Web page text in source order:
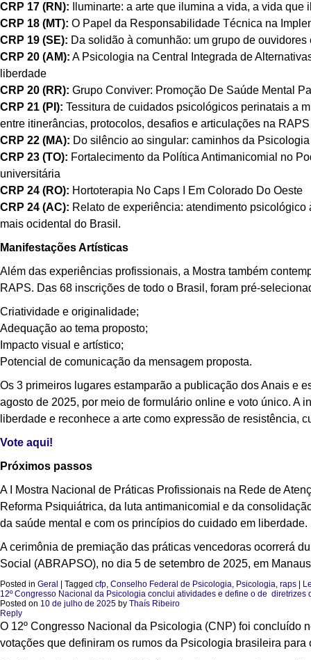
CRP 17 (RN):
Iluminarte: a arte que ilumina a vida, a vida que
CRP 18 (MT): O Papel da Responsabilidade Técnica na
CRP 19 (SE): Da solidão à comunhão: um grupo de ouvidores
CRP 20 (AM): A Psicologia na Central Integrada de
liberdade
CRP 20 (RR): Grupo Conviver: Promoção De Saúde Mental
CRP 21 (PI): Tessitura de cuidados psicológicos perinatais a
entre itinerâncias, protocolos, desafios e articulações na RAPS
CRP 22 (MA): Do silêncio ao singular: caminhos da
CRP 23 (TO): Fortalecimento da Política Antimanicomial no
universitária
CRP 24 (RO): Hortoterapia No Caps I Em Colorado Do Oeste
CRP 24 (AC): Relato de experiência: atendimento
mais ocidental do Brasil.
Manifestações Artísticas
Além das experiências profissionais, a Mostra também
RAPS. Das 68 inscrições de todo o Brasil, foram pré-
Criatividade e originalidade;
Adequação ao tema proposto;
Impacto visual e artístico;
Potencial de comunicação da mensagem proposta.
Os 3 primeiros lugares estamparão a publicação dos Anais e
agosto de 2025, por meio de formulário online e voto único. A
liberdade e reconhece a arte como expressão de resistência,
Vote aqui!
Próximos passos
A I Mostra Nacional de Práticas Profissionais na Rede de
Reforma Psiquiátrica, da luta antimanicomial e da
da saúde mental e com os princípios do cuidado em liberdade.
A cerimônia de premiação das práticas vencedoras ocorrerá
Social (ABRAPSO), no dia 5 de setembro de 2025, em
Posted in Geral Tagged cfp, Conselho Federal de Psicologia, Psicologia, raps
12º Congresso Nacional da Psicologia conclui atividades e define o de diretrizes
Posted on 10 de julho de 2025 by Thaís Ribeiro
Reply
O 12º Congresso Nacional da Psicologia (CNP) foi concluído
votações que definiram os rumos da Psicologia brasileira